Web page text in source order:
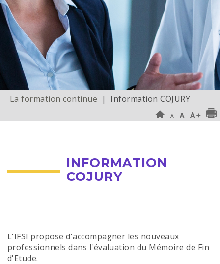
La formation continue | Information COJURY
INFORMATION
COJURY
L'IFSI propose d'accompagner les nouveaux
professionnels dans l'évaluation du Mémoire de Fin
d'Etude.